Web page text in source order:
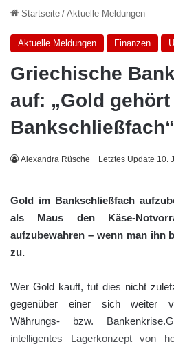
Startseite / Aktuelle Meldungen
Aktuelle Meldungen Finanzen
Griechische
auf: „Gold
Bankschließfach“
Alexandra Rüsche Letztes Update 10.
Gold im Bankschließfach
als Maus den Käse-
aufzubewahren – wenn man ihn
zu.
Wer Gold kauft, tut dies nicht
gegenüber einer sich weiter
Währungs- bzw.
intelligentes Lagerkonzept von